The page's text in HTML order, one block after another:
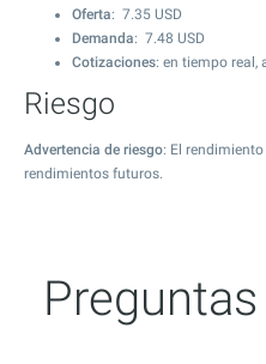
Oferta: 7.35 USD
Demanda: 7.48 USD
Cotizaciones: en tiempo
Riesgo
Advertencia de riesgo: El
rendimientos futuros.